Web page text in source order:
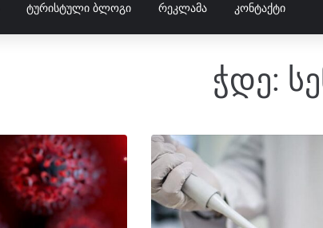
ᲢᲣᲠᲘᲡᲢᲣᲚᲘ ᲑᲚᲝᲒᲘ ᲠᲔᲙᲚᲐᲛᲐ ᲙᲝᲜᲢᲐᲥᲢᲘ
ჭდე: